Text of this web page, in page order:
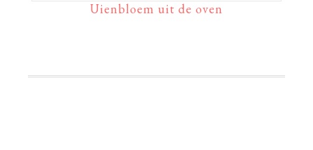
Uienbloem uit de oven